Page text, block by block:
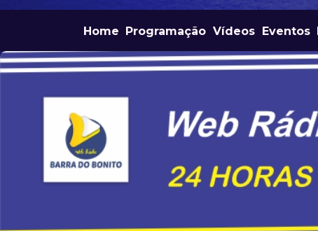
Home Programação Vídeos Eventos